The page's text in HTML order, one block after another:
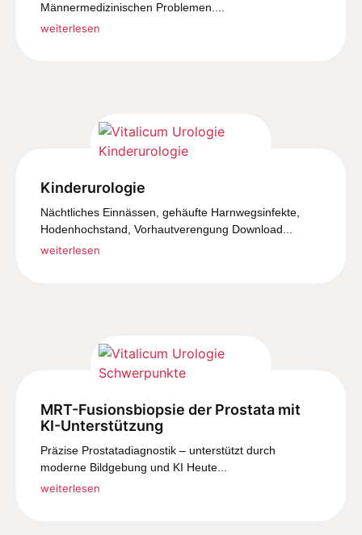
Männermedizinischen Problemen....
weiterlesen
Kinderurologie
Nächtliches Einnässen, gehäufte Harnwegsinfekte,
Hodenhochstand, Vorhautverengung Download...
weiterlesen
MRT-Fusionsbiopsie der Prostata mit
KI-Unterstützung
Präzise Prostatadiagnostik – unterstützt durch
moderne Bildgebung und KI Heute...
weiterlesen